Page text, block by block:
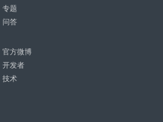
专题
问答
官方微博
开发者
技术